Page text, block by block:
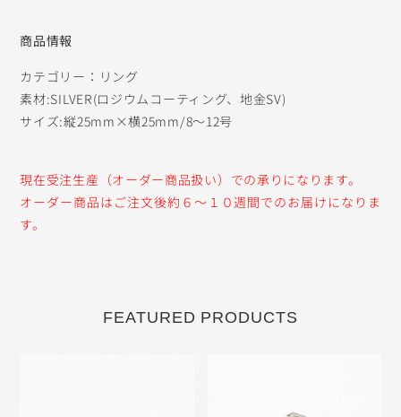
商品情報
カテゴリー：リング
素材:SILVER(ロジウムコーティング、地金SV)
サイズ:縦25mm×横25mm/8〜12号
現在受注生産（オーダー商品扱い）での承りになります。
オーダー商品はご注文後約６〜１０週間でのお届けになりま
す。
FEATURED PRODUCTS